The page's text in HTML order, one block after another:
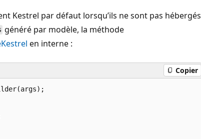
Kestrel par défaut lorsqu’ils ne sont pas hébergés
généré par modèle, la méthode
en interne :
Copier